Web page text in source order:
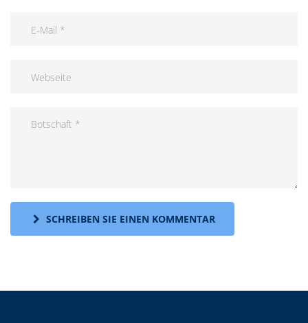
SCHREIBEN SIE EINEN KOMMENTAR